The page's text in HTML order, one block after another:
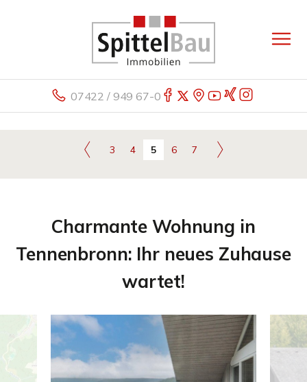
07422 / 949 67-0
3 4 5 6 7
Charmante Wohnung in
Tennenbronn: Ihr neues Zuhause
wartet!